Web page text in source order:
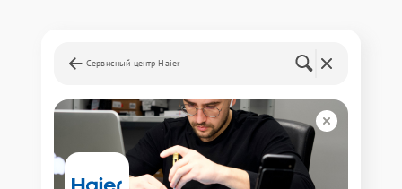
Сервисный центр Haier